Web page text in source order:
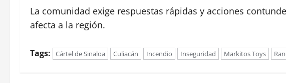
La comunidad exige respuestas rápidas y acciones
afecta a la región.
Tags: Cártel de Sinaloa Culiacán Incendio Inseguridad Markitos Toys